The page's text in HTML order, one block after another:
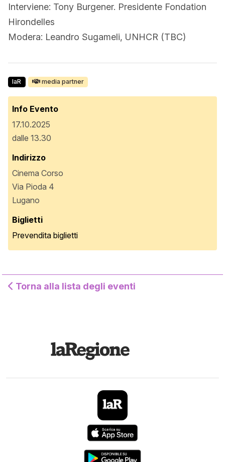
Interviene: Tony Burgener. Presidente Fondation
Hirondelles
Modera: Leandro Sugameli, UNHCR (TBC)
laR media partner
Info Evento
17.10.2025
dalle 13.30
Indirizzo
Cinema Corso
Via Pioda 4
Lugano
Biglietti
Prevendita biglietti
Torna alla lista degli eventi